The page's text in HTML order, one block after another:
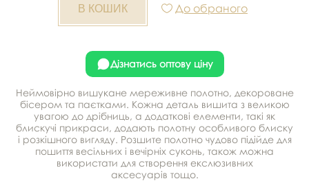
До обраного
Дізнатись оптову ціну
Неймовірно вишукане мереживне полотно, декороване
бісером та паєтками. Кожна деталь вишита з великою
увагою до дрібниць, а додаткові елементи, такі як
блискучі прикраси, додають полотну особливого блиску
і розкішного вигляду. Розшите полотно чудово підійде для
пошиття весільних і вечірніх суконь, також можна
використати для створення екслюзивних
аксесуарів тощо.